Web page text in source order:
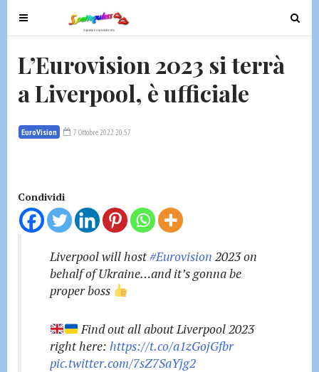
T
o
e
a
a
t
T
o
L’Eurovision 2023 si terrà
a Liverpool, è ufficiale
EuroVision 7 Ottobre 2022 20:57
Condividi
Liverpool will host#Eurovision 2023 on
behalf of Ukraine…and it’s gonna be
proper boss
Find out all about Liverpool 2023
right here: https://t.co/a1zGojGfbr
pic.twitter.com/7sZ7SaYjg2